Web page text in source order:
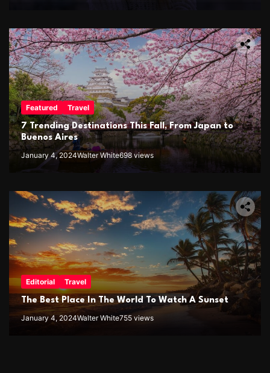
Featured Travel
7 Trending Destinations This Fall, From Japan to
Buenos Aires
January 4, 2024Walter White698 views
Editorial Travel
The Best Place In The World To Watch A Sunset
January 4, 2024Walter White755 views